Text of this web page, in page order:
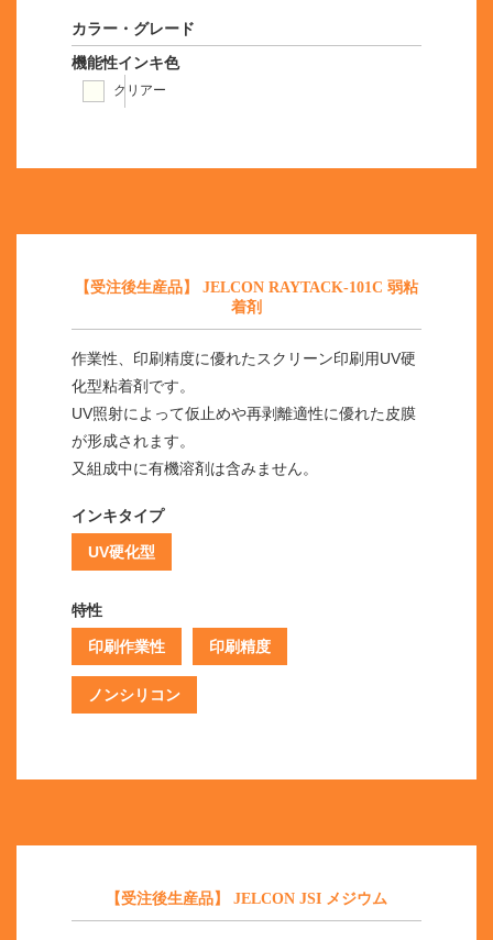
カラー・グレード
機能性インキ色
クリアー
【受注後生産品】 JELCON RAYTACK-101C 弱粘
着剤
作業性、印刷精度に優れたスクリーン印刷用UV硬
化型粘着剤です。
UV照射によって仮止めや再剥離適性に優れた皮膜
が形成されます。
又組成中に有機溶剤は含みません。
インキタイプ
UV硬化型
特性
印刷作業性 印刷精度
ノンシリコン
【受注後生産品】 JELCON JSI メジウム